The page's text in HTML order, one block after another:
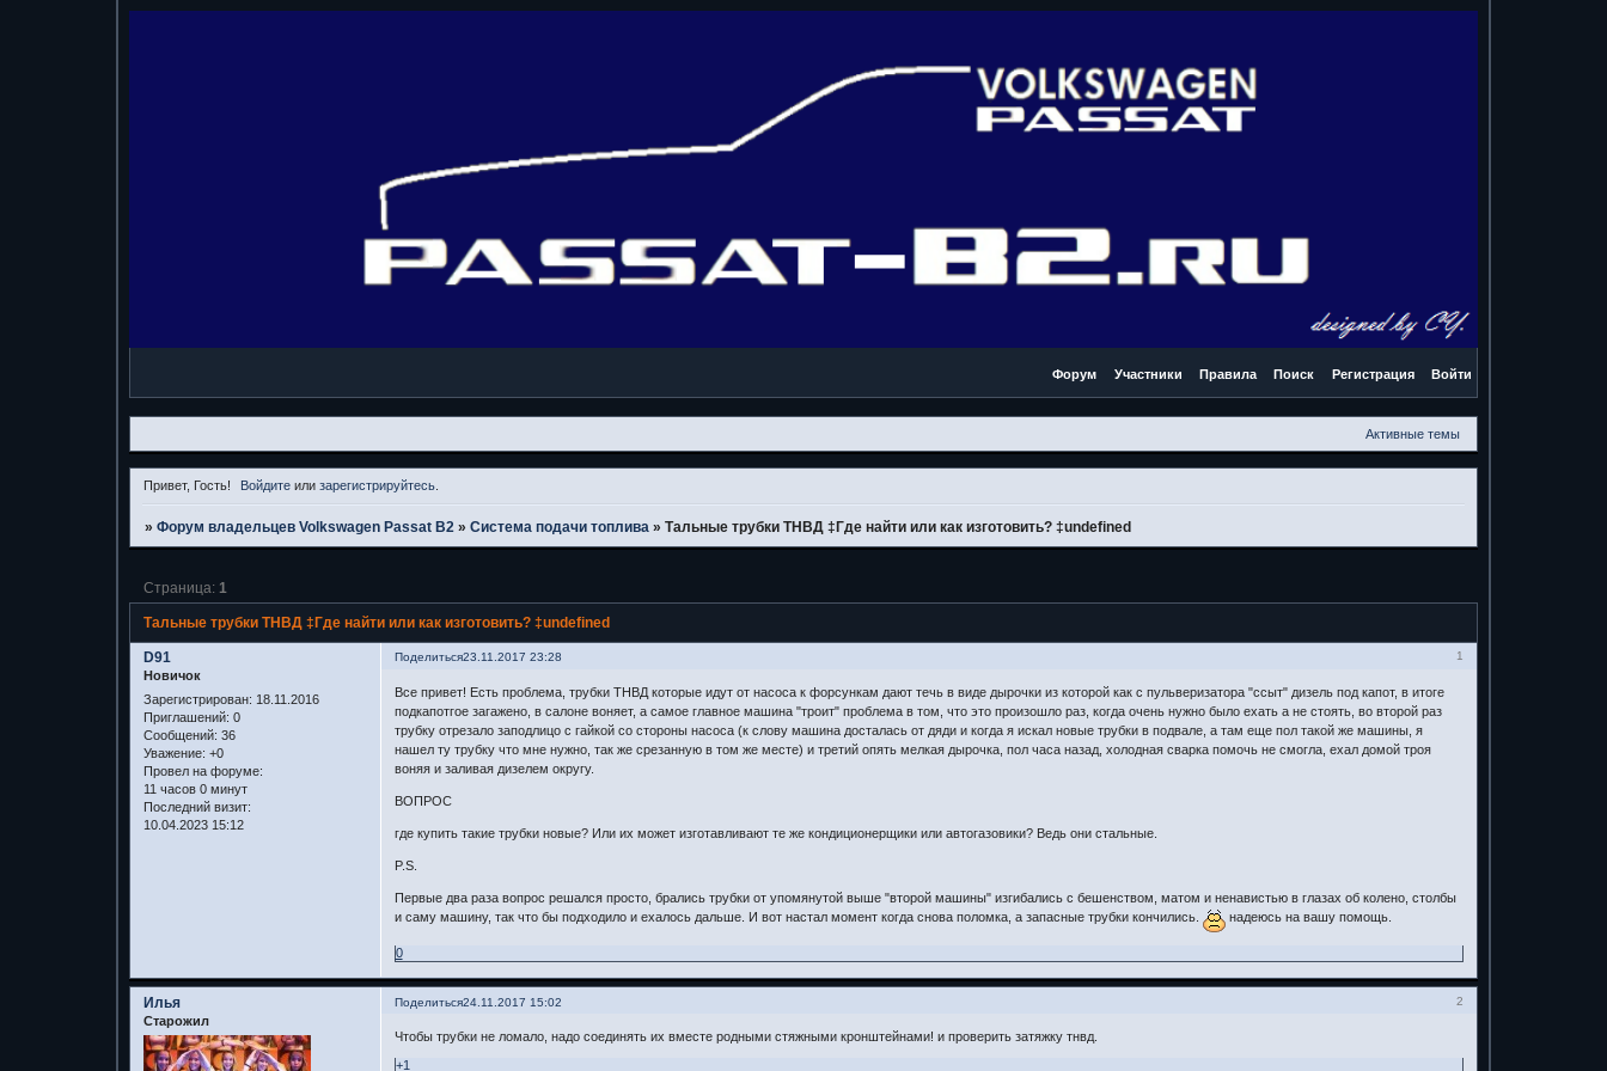
Форум Участники Правила Поиск Регистрация Войти
Активные темы
Привет, Гость! Войдите илизарегистрируйтесь.
» Форум владельцев Volkswagen Passat B2 » Система подачи топлива » Тальные трубки ТНВД ‡Где найти или как изготовить? ‡undefined
Тальные трубки ТНВД ‡Где найти или как изготовить? ‡undefined
Страница: 1
Поделиться 1
23.11.2017 23:28
D91
Новичок
Зарегистрирован: 18.11.2016
Приглашений: 0
Сообщений: 36
Уважение: +0
Провел на форуме:
11 часов 0 минут
Последний визит:
10.04.2023 15:12
Все привет! Есть проблема, трубки ТНВД которые идут от насоса к форсункам дают течь в виде дырочки из которой как с пульверизатора "ссыт" дизель под капот, в итоге
подкапотгое загажено, в салоне воняет, а самое главное машина "троит" проблема в том, что это произошло раз, когда очень нужно было ехать а не стоять, во второй раз
трубку отрезало заподлицо с гайкой со стороны насоса (к слову машина досталась от дяди и когда я искал новые трубки в подвале, а там еще пол такой же машины, я
нашел ту трубку что мне нужно, так же срезанную в том же месте) и третий опять мелкая дырочка, пол часа назад, холодная сварка помочь не смогла, ехал домой троя
воняя и заливая дизелем округу.
ВОПРОС
где купить такие трубки новые? Или их может изготавливают те же кондиционерщики или автогазовики? Ведь они стальные.
P.S.
Первые два раза вопрос решался просто, брались трубки от упомянутой выше "второй машины" изгибались с бешенством, матом и ненавистью в глазах об колено, столбы
и саму машину, так что бы подходило и ехалось дальше. И вот настал момент когда снова поломка, а запасные трубки кончились.
надеюсь на вашу помощь.
0
Поделиться 2
24.11.2017 15:02
Илья
Старожил
Чтобы трубки не ломало, надо соединять их вместе родными стяжными кронштейнами! и проверить затяжку тнвд.
+1